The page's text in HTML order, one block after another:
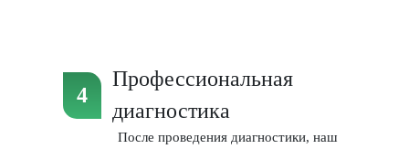
Профессиональная
диагностика
После проведения диагностики, наш